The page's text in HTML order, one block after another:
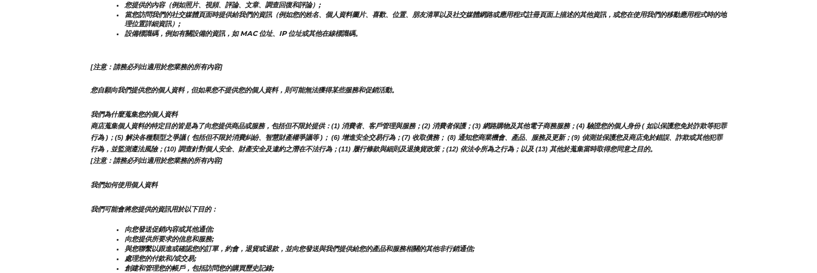
您提供的內容（例如照片、視頻、評論、文章、調查回復和評論）;
當您訪問我們的社交媒體頁面時提供給我們的資訊（例如您的姓名、個人資料圖片、喜歡、位置、朋友清單以及社交媒體網路或應用程式註冊頁面上描述的其他資訊，或您在使用我們的移動應用程式時的地
理位置詳細資訊）;
設備標識碼，例如有關設備的資訊，如 MAC 位址、IP 位址或其他在線標識碼。
[注意：請務必列出適用於您業務的所有內容]
您自願向我們提供您的個人資料，但如果您不提供您的個人資料，則可能無法獲得某些服務和促銷活動。
我們為什麼蒐集您的個人資料
商店蒐集個人資料的特定目的皆是為了向您提供商品或服務，包括但不限於提供：(1) 消費者、客戶管理與服務；(2) 消費者保護；(3) 網路購物及其他電子商務服務；(4) 驗證您的個人身份 ( 如以保護您免於詐欺等犯罪
行為 )；(5) 解決各種類型之爭議 ( 包括但不限於消費糾紛、智慧財產權爭議等 )； (6) 增進安全交易行為；(7) 收取債務； (8) 通知您商業機會、產品、服務及更新；(9) 偵測並保護您及商店免於錯誤、詐欺或其他犯罪
行為，並監測遵法風險；(10) 調查針對個人安全、財產安全及違約之潛在不法行為；(11) 履行條款與細則及退換貨政策；(12) 依法令所為之行為；以及 (13) 其他於蒐集當時取得您同意之目的。
[注意：請務必列出適用於您業務的所有內容]
我們如何使用個人資料
我們可能會將您提供的資訊用於以下目的：
向您發送促銷內容或其他通信;
向您提供所要求的信息和服務;
與您聯繫以跟進或確認您的訂單，約會，退貨或退款，並向您發送與我們提供給您的產品和服務相關的其他非行銷通信;
處理您的付款和/或交易;
創建和管理您的帳戶，包括訪問您的購買歷史記錄;